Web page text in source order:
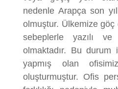
nedenle Arapça son
olmuştur. Ülkemize
sebeplerle yazılı
olmaktadır. Bu durum
yapmış olan
oluşturmuştur. Ofis